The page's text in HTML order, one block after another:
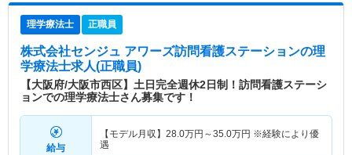
理学療法士 正職員
株式会社センジュ アワーズ訪問看護ステーションの理
学療法士求人(正職員)
【大阪府/大阪市西区】土日完全週休2日制！訪問看護ステーシ
ョンでの理学療法士さん募集です！
給与
【モデル月収】 28.0万円～35.0万円 ※経験により優
遇